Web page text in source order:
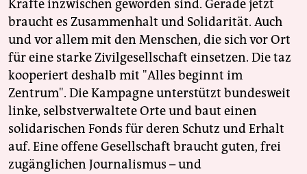
Kräfte inzwischen geworden sind. Gerade jetzt
braucht es Zusammenhalt und Solidarität. Auch
und vor allem mit den Menschen, die sich vor Ort
für eine starke Zivilgesellschaft einsetzen. Die taz
kooperiert deshalb mit "Alles beginnt im
Zentrum". Die Kampagne unterstützt bundesweit
linke, selbstverwaltete Orte und baut einen
solidarischen Fonds für deren Schutz und Erhalt
auf. Eine offene Gesellschaft braucht guten, frei
zugänglichen Journalismus – und